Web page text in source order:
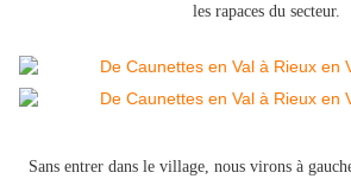
les rapaces du secteur.
Sans entrer dans le village, nous virons à